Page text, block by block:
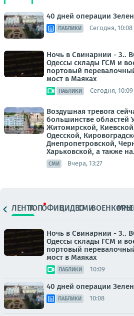
40 дней операции
ПАБЛИКИ Сегодня, 10:08
Ночь в Свинарнии - 3..
Одессы склады ГСМ и
портовый
мост в Маяках
ПАБЛИКИ Сегодня, 10:09
Воздушная тревога
большинстве областей
Житомирской,
Одесской,
Днепропетровской,
Харьковской, а также
СМИ Вчера, 13:27
ЛЕНТАТОПОФИЦ.ВИДЕОСМИВОЕНКОРЫ
Ночь в Свинарнии - 3..
Одессы склады ГСМ и
портовый
мост в Маяках
ПАБЛИКИ 10:09
40 дней операции
ПАБЛИКИ 10:08